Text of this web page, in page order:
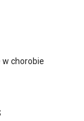
chorobie